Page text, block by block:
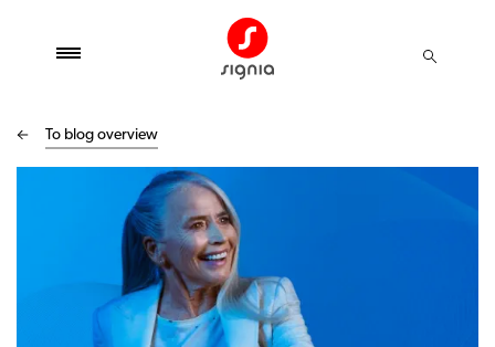
To blog overview